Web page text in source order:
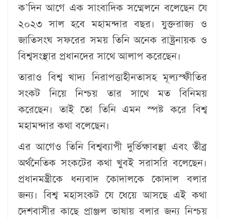
ক’দিন আগে এক সাংবাদিক সম্মেলনে বলেছেন যে
২০২৩ সাল হবে মহামন্দার বছর। যুক্তরাজ্য ও
জাতিসংঘ সফরের সময় তিনি অনেক রাষ্ট্রনায়ক ও
বিশ্বসংস্থার প্রধানদের সাথে আলাপ করেছেন।
তারাও বিশ্ব খাদ্য নিরাপত্তাহীনতাসহ মূল্যস্ফীতির
সংকট নিয়ে নিশ্চয় তার সাথে মত বিনিময়
করেছেন। তাই তো তিনি এমন স্পষ্ট করে বিশ্ব
মহামন্দার কথা বলেছেন।
এর আগেও তিনি বিশ্বব্যাপী দুর্ভিক্ষাবস্থা এবং তীব্র
অর্থনৈতিক সংকটের কথা খুবই সরাসরি বলেছেন।
প্রধানমন্ত্রীকে ধন্যবাদ কোদালকে কোদাল বলার
জন্য। বিশ্ব মহাসংকট যে ধেয়ে আসছে এই কথা
দেশবাসীর কাছে প্রাঞ্জল ভাষায় বলার জন্য নিশ্চয়